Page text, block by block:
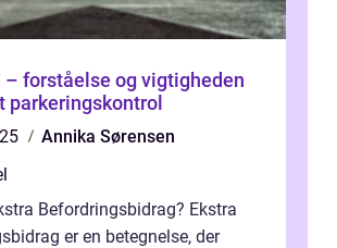
– forståelse og vigtigheden
parkeringskontrol
Annika Sørensen
Befordringsbidrag? Ekstra
er en betegnelse, der